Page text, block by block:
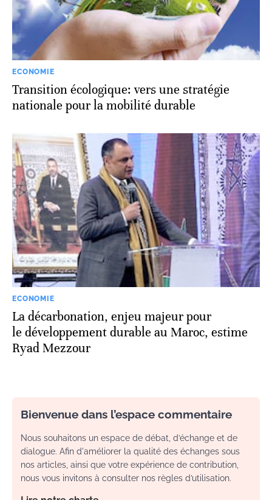
ECONOMIE
Transition écologique: vers une stratégie
nationale pour la mobilité durable
ECONOMIE
La décarbonation, enjeu majeur pour
le développement durable au Maroc, estime
Ryad Mezzour
Bienvenue dans l’espace commentaire
Nous souhaitons un espace de débat, d’échange et de
dialogue. Afin d'améliorer la qualité des échanges sous
nos articles, ainsi que votre expérience de contribution,
nous vous invitons à consulter nos règles d’utilisation.